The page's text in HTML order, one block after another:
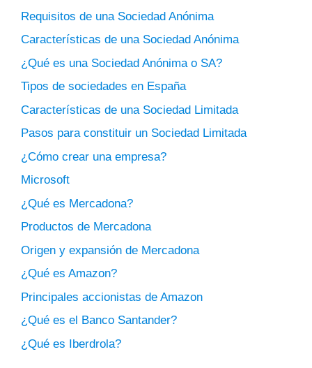
Requisitos de una Sociedad Anónima
Características de una Sociedad Anónima
¿Qué es una Sociedad Anónima o SA?
Tipos de sociedades en España
Características de una Sociedad Limitada
Pasos para constituir un Sociedad Limitada
¿Cómo crear una empresa?
Microsoft
¿Qué es Mercadona?
Productos de Mercadona
Origen y expansión de Mercadona
¿Qué es Amazon?
Principales accionistas de Amazon
¿Qué es el Banco Santander?
¿Qué es Iberdrola?